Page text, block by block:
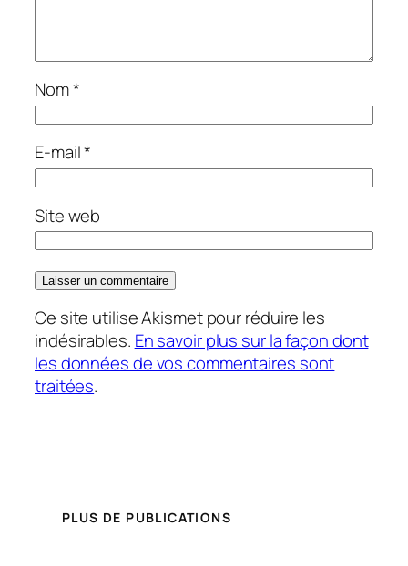
Nom*
E-mail*
Site web
Ce site utilise Akismet pour réduire les
indésirables. En savoir plus sur la façon dont
les données de vos commentaires sont
traitées.
PLUS DE PUBLICATIONS